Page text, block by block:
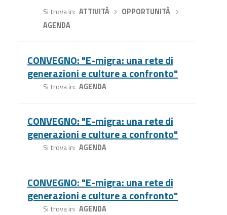
Si trova in ATTIVITÀ› OPPORTUNITÀ
AGENDA
CONVEGNO: "E-migra: una rete di
generazioni e culture a confronto"
Si trova in AGENDA
CONVEGNO: "E-migra: una rete di
generazioni e culture a confronto"
Si trova in AGENDA
CONVEGNO: "E-migra: una rete di
generazioni e culture a confronto"
Si trova in AGENDA